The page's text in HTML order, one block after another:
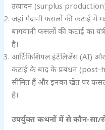
उत्पादन (surplus production)
जहां मैदानी फसलों की कटाई में
बागवानी फसलों की कटाई का
है।
आर्टिफिशियल इंटेलिजेंस (AI)
कटाई के बाद के प्रबंधन
सीमित हैं और इनका खेत पर फसल
है।
उपर्युक्त कथनों में से कौन-सा/